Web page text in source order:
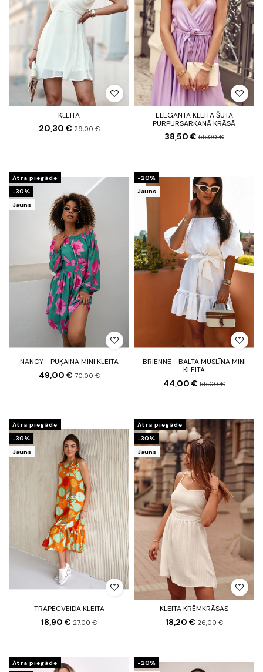
KLEITA
20,30 €29,00 €
ELEGANTĀ KLEITA ŠŪTA
PURPURSARKANĀ KRĀSĀ
38,50 € 55,00 €
Ātra piegāde
-30%
Jauns
NANCY - PUĶAINA MINI KLEITA
49,00 €70,00 €
-20%
Jauns
BRIENNE - BALTA MUSLĪNA MINI
KLEITA
44,00 € 55,00 €
Ātra piegāde
-30%
Jauns
TRAPECVEIDA KLEITA
18,90 € 27,00 €
Ātra piegāde
-30%
Jauns
KLEITA KRĒMKRĀSAS
18,20 €26,00 €
Ātra piegāde
-20%